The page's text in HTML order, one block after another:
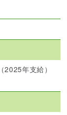
年支給）